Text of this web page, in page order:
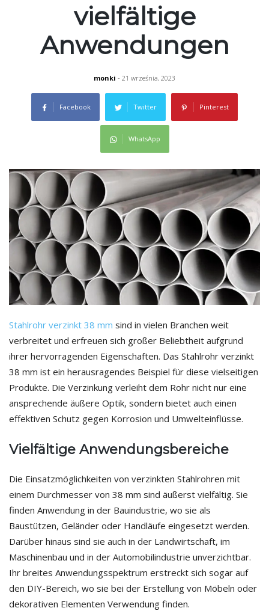
vielfältige
Anwendungen
monki - 21 września, 2023
Facebook Twitter Pinterest
WhatsApp
Stahlrohr verzinkt 38 mm sind in vielen Branchen weit
verbreitet und erfreuen sich großer Beliebtheit aufgrund
ihrer hervorragenden Eigenschaften. Das Stahlrohr verzinkt
38 mm ist ein herausragendes Beispiel für diese vielseitigen
Produkte. Die Verzinkung verleiht dem Rohr nicht nur eine
ansprechende äußere Optik, sondern bietet auch einen
effektiven Schutz gegen Korrosion und Umwelteinflüsse.
Vielfältige Anwendungsbereiche
Die Einsatzmöglichkeiten von verzinkten Stahlrohren mit
einem Durchmesser von 38 mm sind äußerst vielfältig. Sie
finden Anwendung in der Bauindustrie, wo sie als
Baustützen, Geländer oder Handläufe eingesetzt werden.
Darüber hinaus sind sie auch in der Landwirtschaft, im
Maschinenbau und in der Automobilindustrie unverzichtbar.
Ihr breites Anwendungsspektrum erstreckt sich sogar auf
den DIY-Bereich, wo sie bei der Erstellung von Möbeln oder
dekorativen Elementen Verwendung finden.